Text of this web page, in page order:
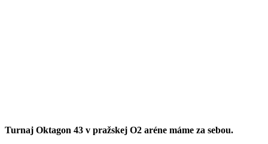
Turnaj Oktagon 43 v pražskej O2 aréne máme za sebou.